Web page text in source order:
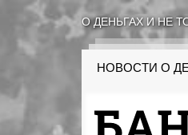
О ДЕНЬГАХ И НЕ
НОВОСТИ О